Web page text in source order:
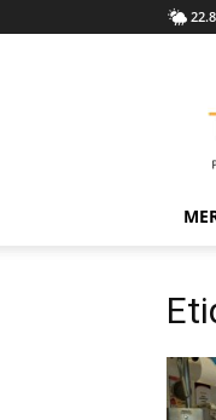
22.8